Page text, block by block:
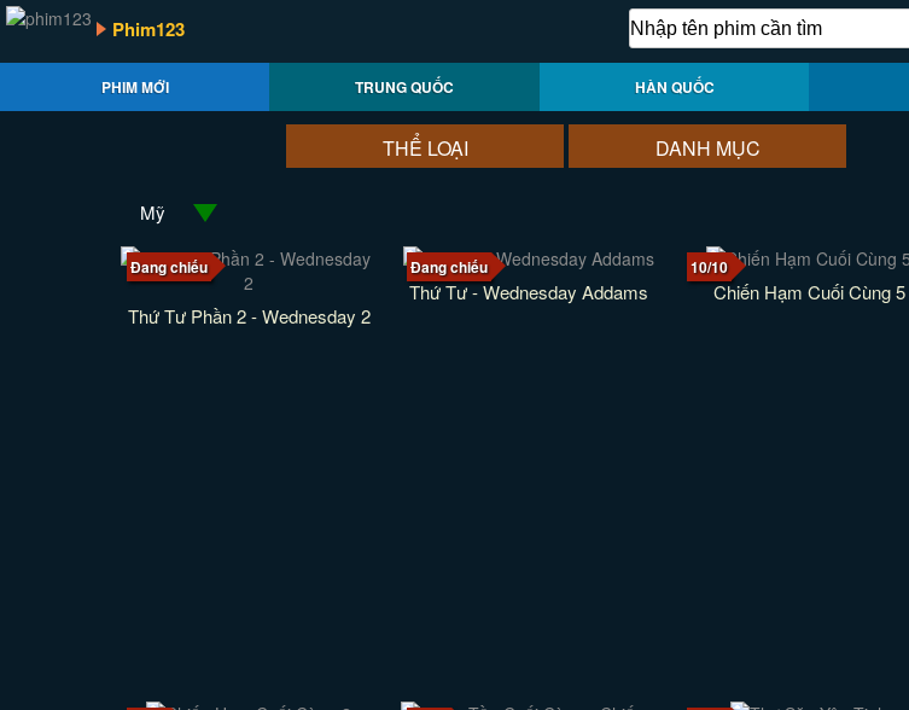
Phim123
PHIM MỚI TRUNG QUỐC HÀN QUỐC
THỂ LOẠI DANH MỤC
Mỹ
Đang chiếu
Thứ Tư Phần 2 - Wednesday 2
Đang chiếu
Thứ Tư - Wednesday Addams
10/10
Chiến Hạm Cuối Cùng 5